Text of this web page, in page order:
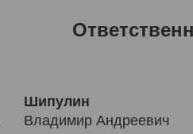
Шипулин
Владимир Андреевич